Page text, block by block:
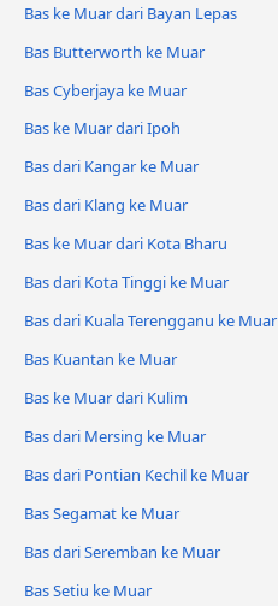
Bas ke Muar dari Bayan Lepas
Bas Butterworth ke Muar
Bas Cyberjaya ke Muar
Bas ke Muar dari Ipoh
Bas dari Kangar ke Muar
Bas dari Klang ke Muar
Bas ke Muar dari Kota Bharu
Bas dari Kota Tinggi ke Muar
Bas dari Kuala Terengganu ke Muar
Bas Kuantan ke Muar
Bas ke Muar dari Kulim
Bas dari Mersing ke Muar
Bas dari Pontian Kechil ke Muar
Bas Segamat ke Muar
Bas dari Seremban ke Muar
Bas Setiu ke Muar